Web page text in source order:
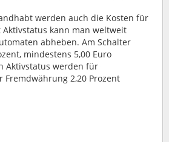
werden auch die Kosten für
kann man weltweit
abheben. Am Schalter
mindestens 5,00 Euro
Aktivstatus werden für
Fremdwährung 2,20 Prozent